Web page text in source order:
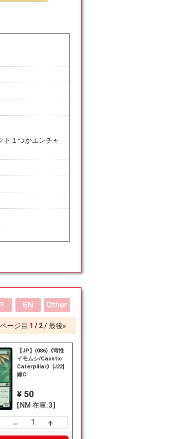
ト１つかエンチャ
ページ目 1 2 最後»
【JP】(086)《苛性
イモムシ/Caustic
Caterpillar》[J22]
緑C
¥ 50
【NM 在庫:3】
－ +